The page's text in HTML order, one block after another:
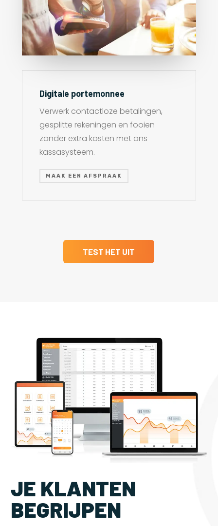
Digitale portemonnee
Verwerk contactloze betalingen,
gesplitte rekeningen en fooien
zonder extra kosten met ons
kassasysteem.
MAAK EEN AFSPRAAK
TEST HET UIT
JE KLANTEN
BEGRIJPEN